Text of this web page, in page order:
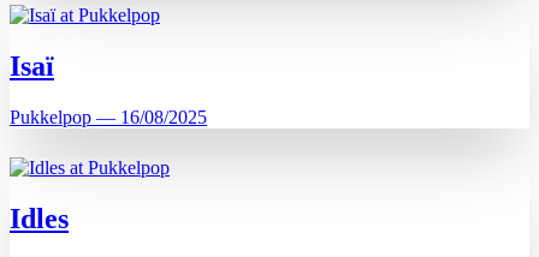
Isaï
Pukkelpop — 16/08/2025
Idles